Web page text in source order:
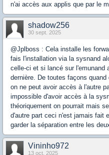
n'ai accès aux applis que par le
shadow256
30 sept. 2025
@Jplboss : Cela installe les
fais l'installation via la sysnand
celle-ci et si lancé sur l'emunand
dernière. De toutes façons
on ne peut avoir accès à l'autre
impossible d'avoir accès à la
théoriquement on pourrait mais
d'autre part ceci n'est jamais fait
garder la séparation entre les
Vininho972
13 oct. 2025